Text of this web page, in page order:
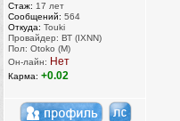
Стаж: 17 лет
Сообщений: 564
Откуда: Touki
Провайдер: ВТ (IXNN)
Пол: Otoko (M)
Он-лайн: Нет
Карма: +0.02